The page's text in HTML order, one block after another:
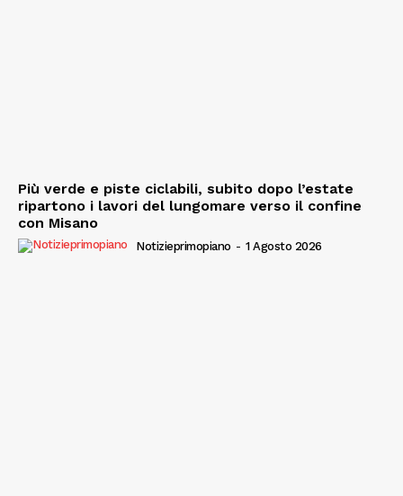
Più verde e piste ciclabili, subito dopo l’estate
ripartono i lavori del lungomare verso il confine
con Misano
Notizieprimopiano - 1 Agosto 2026